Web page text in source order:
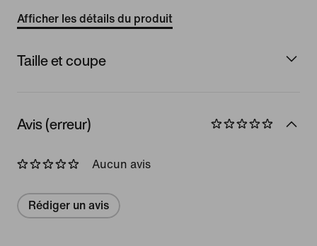
Afficher les détails du produit
Taille et coupe
Avis (erreur)
Aucun avis
Rédiger un avis